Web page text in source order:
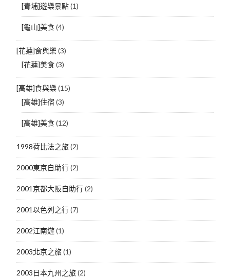
[青埔]遊樂景點(1)
[龜山]美食(4)
[花蓮]食與樂(3)
[花蓮]美食(3)
[高雄]食與樂(15)
[高雄]住宿 (3)
[高雄]美食(12)
1998荷比法之旅(2)
2000東京自助行(2)
2001京都大阪自助行(2)
2001以色列之行(7)
2002江南遊(1)
2003北京之旅(1)
2003日本九州之旅(2)